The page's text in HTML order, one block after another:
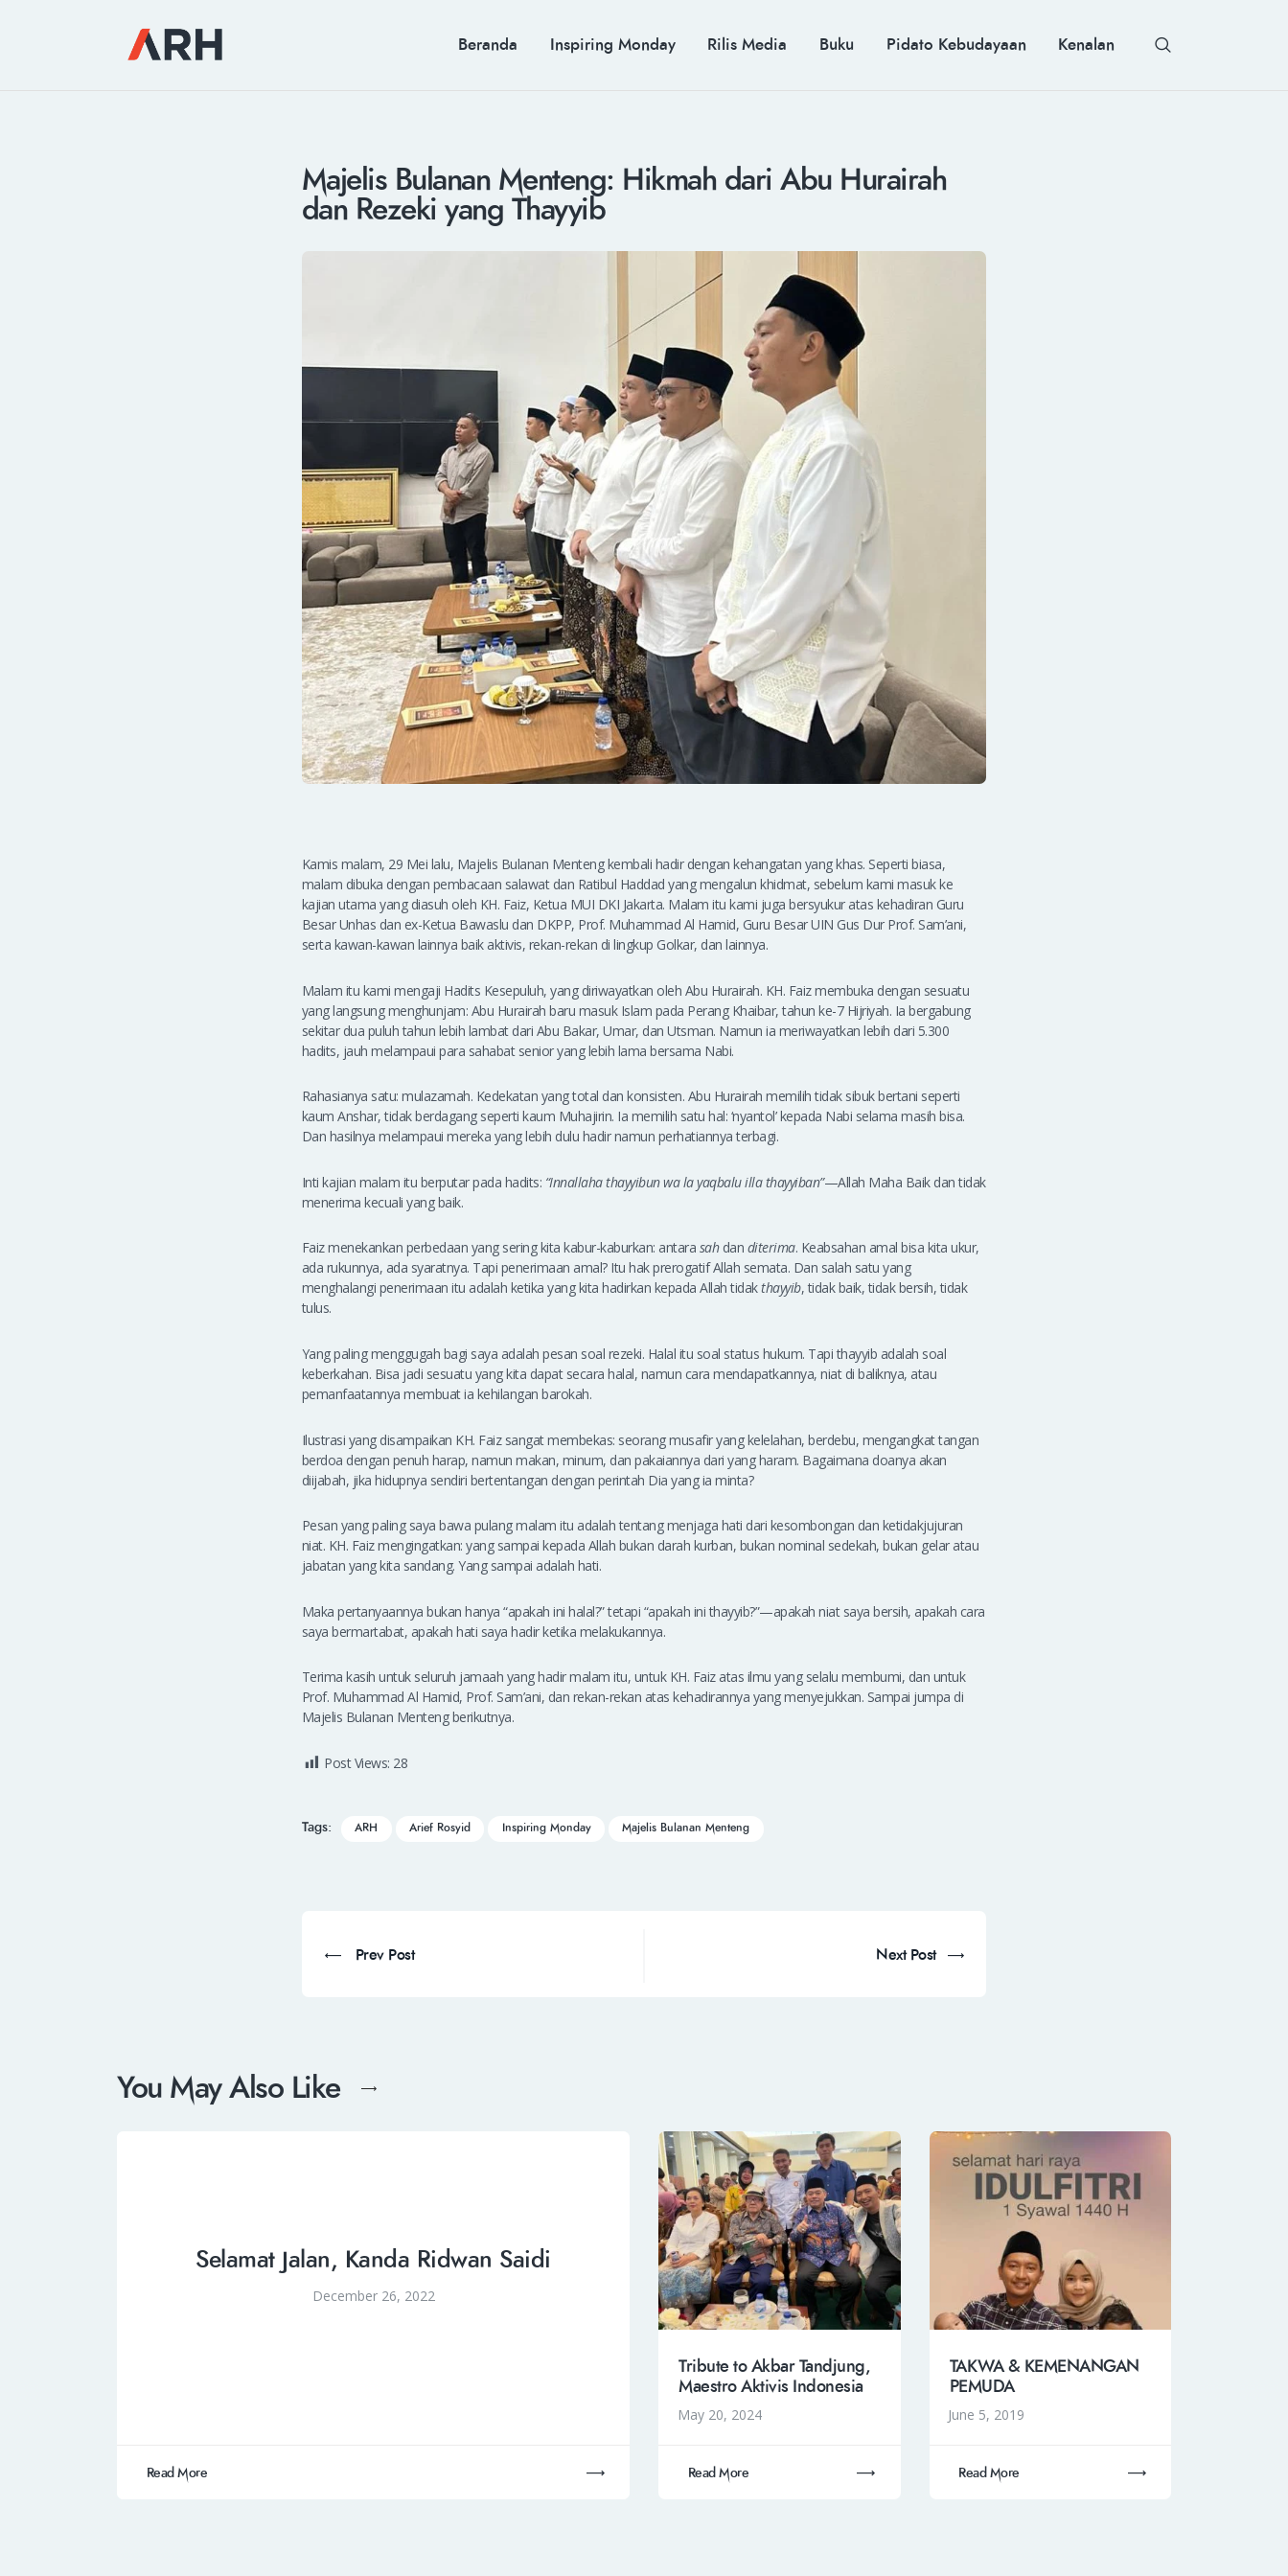
Beranda Inspiring Monday Rilis Media Buku Pidato Kebudayaan Kenalan
MUH. ARIEF ROSYID
RILIS MEDIA
Majelis Bulanan Menteng: Hikmah dari Abu Hurairah
dan Rezeki yang Thayyib
Kamis malam, 29 Mei lalu, Majelis Bulanan Menteng kembali hadir dengan kehangatan yang khas. Seperti biasa,
malam dibuka dengan pembacaan salawat dan Ratibul Haddad yang mengalun khidmat, sebelum kami masuk ke
kajian utama yang diasuh oleh KH. Faiz, Ketua MUI DKI Jakarta. Malam itu kami juga bersyukur atas kehadiran Guru
Besar Unhas dan ex-Ketua Bawaslu dan DKPP, Prof. Muhammad Al Hamid, Guru Besar UIN Gus Dur Prof. Sam’ani,
serta kawan-kawan lainnya baik aktivis, rekan-rekan di lingkup Golkar, dan lainnya.
Malam itu kami mengaji Hadits Kesepuluh, yang diriwayatkan oleh Abu Hurairah. KH. Faiz membuka dengan sesuatu
yang langsung menghunjam: Abu Hurairah baru masuk Islam pada Perang Khaibar, tahun ke-7 Hijriyah. Ia bergabung
sekitar dua puluh tahun lebih lambat dari Abu Bakar, Umar, dan Utsman. Namun ia meriwayatkan lebih dari 5.300
hadits, jauh melampaui para sahabat senior yang lebih lama bersama Nabi.
Rahasianya satu: mulazamah. Kedekatan yang total dan konsisten. Abu Hurairah memilih tidak sibuk bertani seperti
kaum Anshar, tidak berdagang seperti kaum Muhajirin. Ia memilih satu hal: ‘nyantol’ kepada Nabi selama masih bisa.
Dan hasilnya melampaui mereka yang lebih dulu hadir namun perhatiannya terbagi.
Inti kajian malam itu berputar pada hadits: “Innallaha thayyibun wa la yaqbalu illa thayyiban”—Allah Maha Baik dan tidak
menerima kecuali yang baik.
Faiz menekankan perbedaan yang sering kita kabur-kaburkan: antara sahdan diterima. Keabsahan amal bisa kita ukur,
ada rukunnya, ada syaratnya. Tapi penerimaan amal? Itu hak prerogatif Allah semata. Dan salah satu yang
menghalangi penerimaan itu adalah ketika yang kita hadirkan kepada Allah tidakthayyib, tidak baik, tidak bersih, tidak
tulus.
Yang paling menggugah bagi saya adalah pesan soal rezeki. Halal itu soal status hukum. Tapi thayyib adalah soal
keberkahan. Bisa jadi sesuatu yang kita dapat secara halal, namun cara mendapatkannya, niat di baliknya, atau
pemanfaatannya membuat ia kehilangan barokah.
Ilustrasi yang disampaikan KH. Faiz sangat membekas: seorang musafir yang kelelahan, berdebu, mengangkat tangan
berdoa dengan penuh harap, namun makan, minum, dan pakaiannya dari yang haram. Bagaimana doanya akan
diijabah, jika hidupnya sendiri bertentangan dengan perintah Dia yang ia minta?
Pesan yang paling saya bawa pulang malam itu adalah tentang menjaga hati dari kesombongan dan ketidakjujuran
niat. KH. Faiz mengingatkan: yang sampai kepada Allah bukan darah kurban, bukan nominal sedekah, bukan gelar atau
jabatan yang kita sandang. Yang sampai adalah hati.
Maka pertanyaannya bukan hanya “apakah ini halal?” tetapi “apakah ini thayyib?”—apakah niat saya bersih, apakah cara
saya bermartabat, apakah hati saya hadir ketika melakukannya.
Terima kasih untuk seluruh jamaah yang hadir malam itu, untuk KH. Faiz atas ilmu yang selalu membumi, dan untuk
Prof. Muhammad Al Hamid, Prof. Sam’ani, dan rekan-rekan atas kehadirannya yang menyejukkan. Sampai jumpa di
Majelis Bulanan Menteng berikutnya.
Post Views: 28
Tags: ARH Arief Rosyid Inspiring Monday Majelis Bulanan Menteng
Prev Post Next Post
You May Also Like
Selamat Jalan, Kanda Ridwan Saidi
December 26, 2022
Read More
Tribute to Akbar Tandjung,
Maestro Aktivis Indonesia
May 20, 2024
Read More
TAKWA & KEMENANGAN
PEMUDA
June 5, 2019
Read More